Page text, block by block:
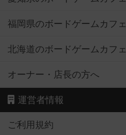
福岡県のボードゲームカフェ
北海道のボードゲームカフェ
オーナー・店長の方へ
運営者情報
ご利用規約